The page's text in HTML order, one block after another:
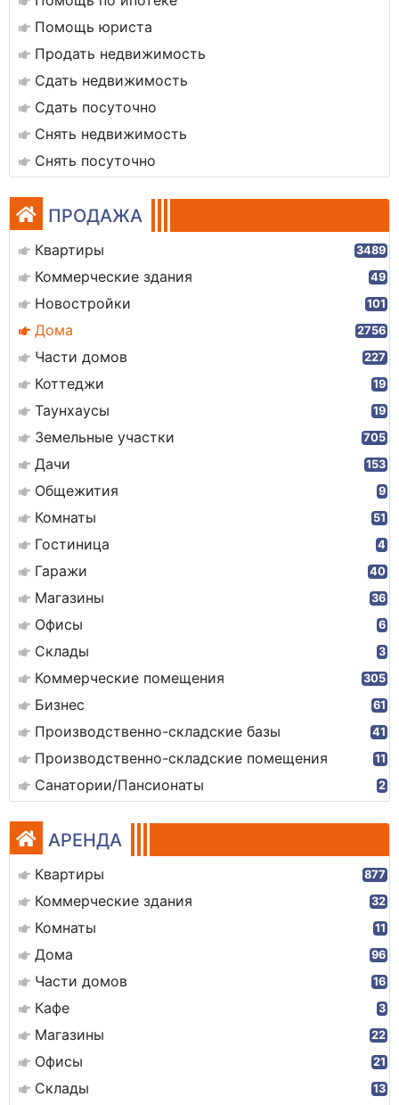
Помощь юриста
Продать недвижимость
Сдать недвижимость
Сдать посуточно
Снять недвижимость
Снять посуточно
ПРОДАЖА
Квартиры 3489
Коммерческие здания 49
Новостройки 101
Дома 2756
Части домов 227
Коттеджи 19
Таунхаусы 19
Земельные участки 705
Дачи 153
Общежития 9
Комнаты 51
Гостиница 4
Гаражи 40
Магазины 36
Офисы 6
Склады 3
Коммерческие помещения 305
Бизнес 61
Производственно-складские базы 41
Производственно-складские помещения 11
Санатории/Пансионаты 2
АРЕНДА
Квартиры 877
Коммерческие здания 32
Комнаты 11
Дома 96
Части домов 16
Кафе 3
Магазины 22
Офисы 21
Склады 13